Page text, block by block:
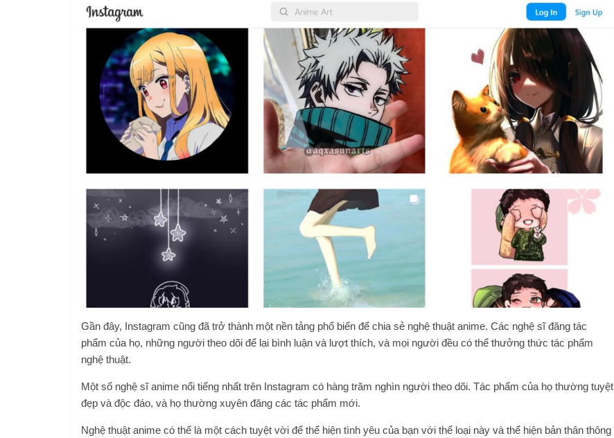
Gần đây, Instagram cũng đã trở thành một nền tảng phổ biến để chia sẻ nghệ thuật anime. Các nghệ sĩ đăng tác
phẩm của họ, những người theo dõi để lại bình luận và lượt thích, và mọi người đều có thể thưởng thức tác phẩm
nghệ thuật.
Một số nghệ sĩ anime nổi tiếng nhất trên Instagram có hàng trăm nghìn người theo dõi. Tác phẩm của họ thường tuyệt
đẹp và độc đáo, và họ thường xuyên đăng các tác phẩm mới.
Nghệ thuật anime có thể là một cách tuyệt vời để thể hiện tình yêu của bạn với thể loại này và thể hiện bản thân thông